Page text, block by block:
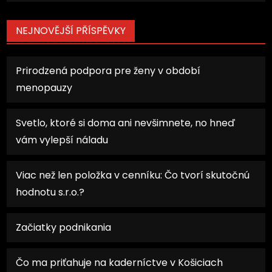
NEJNOVĚJŠÍ PŘÍSPĚVKY
Prirodzená podpora pre ženy v období
menopauzy
Svetlo, ktoré si doma ani nevšimnete, no hneď
vám vylepší náladu
Viac než len položka v cenníku: Čo tvorí skutočnú
hodnotu s.r.o.?
Začiatky podnikania
Čo ma priťahuje na kaderníctve v Košiciach